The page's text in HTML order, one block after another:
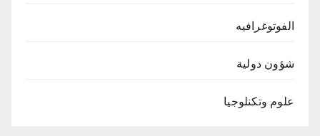
الفوتوغرافيه
شؤون دولية
علوم وتكنلوجيا